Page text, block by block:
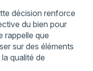
décision renforce
du bien pour
rappelle que
sur des éléments
qualité de